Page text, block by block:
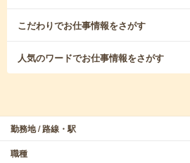
こだわりでお仕事情報をさがす
人気のワードでお仕事情報をさがす
勤務地 / 路線・駅
職種